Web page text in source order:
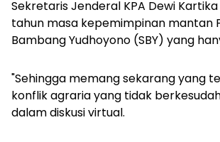
Sekretaris Jenderal KPA Dewi
tahun masa kepemimpinan mantan
Bambang Yudhoyono (SBY) yang
"Sehingga memang sekarang yang
konflik agraria yang tidak
dalam diskusi virtual.